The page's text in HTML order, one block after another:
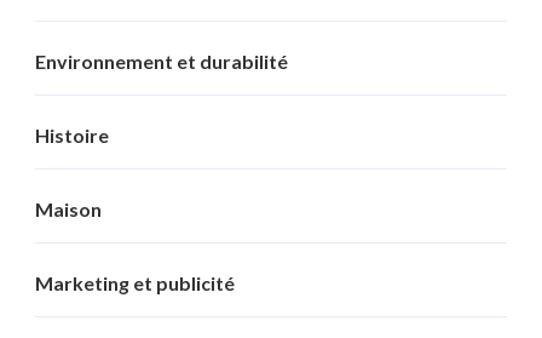
Environnement et durabilité
Histoire
Maison
Marketing et publicité